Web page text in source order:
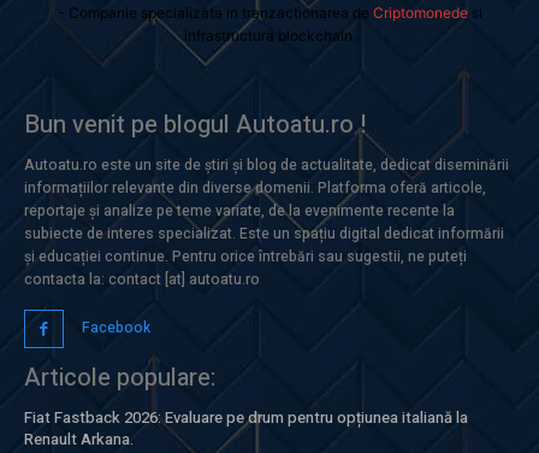
- Companie specializata in tranzactionarea de Criptomonedesi
infrastructura blockchain.
Bun venit pe blogul Autoatu.ro !
Autoatu.ro este un site de știri și blog de actualitate, dedicat diseminării
informațiilor relevante din diverse domenii. Platforma oferă articole,
reportaje și analize pe teme variate, de la evenimente recente la
subiecte de interes specializat. Este un spațiu digital dedicat informării
și educației continue. Pentru orice întrebări sau sugestii, ne puteți
contacta la: contact [at] autoatu.ro
Facebook
Articole populare:
Fiat Fastback 2026: Evaluare pe drum pentru opțiunea italiană la
Renault Arkana.